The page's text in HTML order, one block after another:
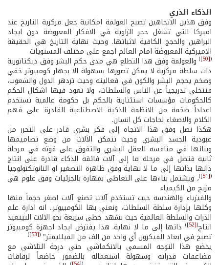
الذكاء الذري
وفق هذين الاتجاهين تصبح العولمة امكانية جعل مركزية التاريخ عند
اميركا التي تشغل حجر الزاوية في الافكار المعروضة دون ايجاد
البراهين والحجج الكافية لاثباتها. وحيث نهاية التاريخ هي الحقيقة
الاميركية المعروضة امام العالم اجمع على مختلف المستويات
(
[50]
) والعولمة وفق هذا التطلع هي مدى حكم البشر وفق ديكتاتورية
ذات سلطة مركزية لا يمكن تصورها بسهولة الا بجهاز كومبيوتر خفي
وضخم يحجم البشر والكون في فعاليته وحيث تزدهر الدول والشعوب،
فتتخلى تدريجياً عن الناس والسلطات، ولا تعود فيها اشكال الحكم
كالحكومات مؤسسات استئثارية بالحكم بل حكومة عالمية تستخدم
اعداداً ضخمة من الانظمة الذكية الاصطناعية القادرة على فهم
الكلام والاصغاء لحاجات كل انسان.
هكذا نصل وفق هذا الاتجاه إلى فكر بشري قادر على التحرر من
عبودية الجسد البشري وحيث تتمكن الآلات من وضع تصاميمها
وبنائها في منافسه للعقل البشري والتفوق على قوته في مرحلة
ثانية فتصل في مرحلة ما إلى آلات فائقة الذكاء قادرة على انتاج
ذاتها بذاتها إلى ما لا نهاية وفق ظاهرة التصغير او النانوتكنولوجيا
(
[51]
)، ويشتمل بناءها على التعاطي بمهارة بالجزئيات وفق علوم هي
مزيج من الكيمياء
والفيزياء والهندسة حيث تستخدم آلات تصنع آلات اصغر حجماً منها
وكلها بإدارة سلطة السلطات، ونعني بها الكومبيوتر.. انه ادارة علم
الذرات والسلطة العالمية حيث نشهد خطى سريعة نحو الآلات التيتعيد
انتاج(
[52]
) ذاتها إلى ما لا نهاية. هذا يفترض ايجاد اجهزة كومبيوتر
تصبح في ابعاد الميكرون أي واحد من الف من الميلليمتر" (
[53]
)
يخضع هذا التوجه المسمى بالانكماشي حتى درجة التلاشي مع
مضاعفات قدراته وسهولة استعماله بالضمور خاضعاً لرقاقات